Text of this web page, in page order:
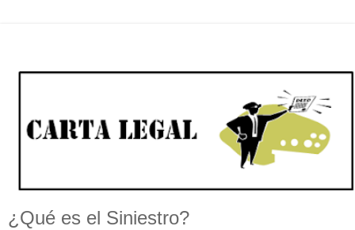
¿Qué es el Siniestro?